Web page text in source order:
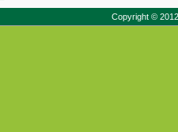
Copyright ©